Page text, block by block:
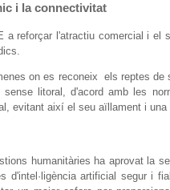
i la connectivitat
a reforçar l'atractiu comercial i
on es reconeix els reptes
litoral, d'acord amb les
evitant així el seu aïllament i
humanitàries ha aprovat la
d'intel·ligència artificial segur